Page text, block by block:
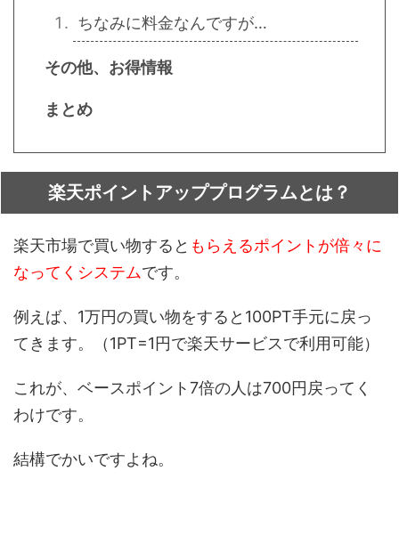
ちなみに料金なんですが…
その他、お得情報
まとめ
楽天ポイントアッププログラムとは？
楽天市場で買い物すると もらえるポイントが倍々に
なってくシステムです。
例えば、1万円の買い物をすると100PT手元に戻っ
てきます。（1PT=1円で楽天サービスで利用可能）
これが、ベースポイント7倍の人は700円戻ってく
わけです。
結構でかいですよね。